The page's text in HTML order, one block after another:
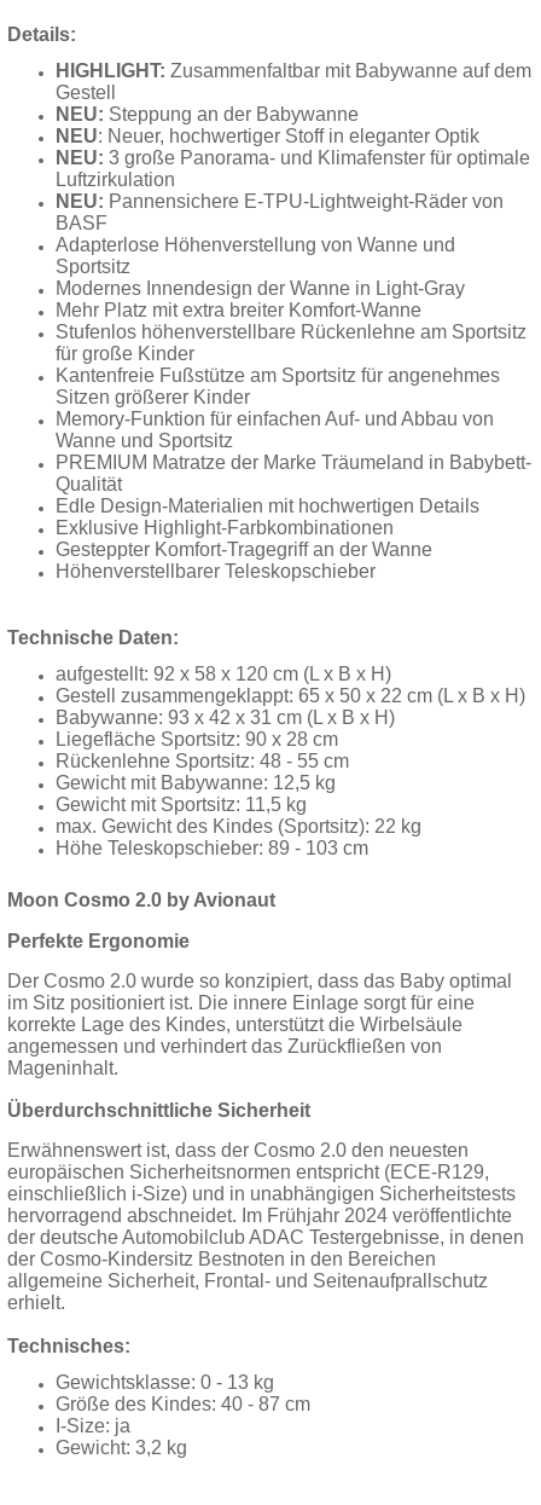
Details:
HIGHLIGHT: Zusammenfaltbar mit Babywanne auf dem
Gestell
NEU: Steppung an der Babywanne
NEU: Neuer, hochwertiger Stoff in eleganter Optik
NEU: 3 große Panorama- und Klimafenster für optimale
Luftzirkulation
NEU: Pannensichere E-TPU-Lightweight-Räder von
BASF
Adapterlose Höhenverstellung von Wanne und
Sportsitz
Modernes Innendesign der Wanne in Light-Gray
Mehr Platz mit extra breiter Komfort-Wanne
Stufenlos höhenverstellbare Rückenlehne am Sportsitz
für große Kinder
Kantenfreie Fußstütze am Sportsitz für angenehmes
Sitzen größerer Kinder
Memory-Funktion für einfachen Auf- und Abbau von
Wanne und Sportsitz
PREMIUM Matratze der Marke Träumeland in Babybett-
Qualität
Edle Design-Materialien mit hochwertigen Details
Exklusive Highlight-Farbkombinationen
Gesteppter Komfort-Tragegriff an der Wanne
Höhenverstellbarer Teleskopschieber
Technische Daten:
aufgestellt: 92 x 58 x 120 cm (L x B x H)
Gestell zusammengeklappt: 65 x 50 x 22 cm (L x B x H)
Babywanne: 93 x 42 x 31 cm (L x B x H)
Liegefläche Sportsitz: 90 x 28 cm
Rückenlehne Sportsitz: 48 - 55 cm
Gewicht mit Babywanne: 12,5 kg
Gewicht mit Sportsitz: 11,5 kg
max. Gewicht des Kindes (Sportsitz): 22 kg
Höhe Teleskopschieber: 89 - 103 cm
Moon Cosmo 2.0 by Avionaut
Perfekte Ergonomie
Der Cosmo 2.0 wurde so konzipiert, dass das Baby optimal
im Sitz positioniert ist. Die innere Einlage sorgt für eine
korrekte Lage des Kindes, unterstützt die Wirbelsäule
angemessen und verhindert das Zurückfließen von
Mageninhalt.
Überdurchschnittliche Sicherheit
Erwähnenswert ist, dass der Cosmo 2.0 den neuesten
europäischen Sicherheitsnormen entspricht (ECE-R129,
einschließlich i-Size) und in unabhängigen Sicherheitstests
hervorragend abschneidet. Im Frühjahr 2024 veröffentlichte
der deutsche Automobilclub ADAC Testergebnisse, in denen
der Cosmo-Kindersitz Bestnoten in den Bereichen
allgemeine Sicherheit, Frontal- und Seitenaufprallschutz
erhielt.
Technisches:
Gewichtsklasse: 0 - 13 kg
Größe des Kindes: 40 - 87 cm
I-Size: ja
Gewicht: 3,2 kg